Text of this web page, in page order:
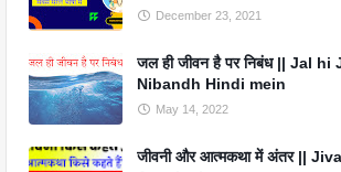
December 23, 2021
जल ही जीवन है पर निबंध || Jal
Nibandh Hindi mein
May 14, 2022
जीवनी और आत्मकथा में अंतर ||